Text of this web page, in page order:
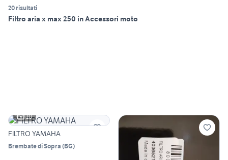
20 risultati
Filtro aria x max 250 in Accessori moto
10
FILTRO YAMAHA
Brembate di Sopra (BG)